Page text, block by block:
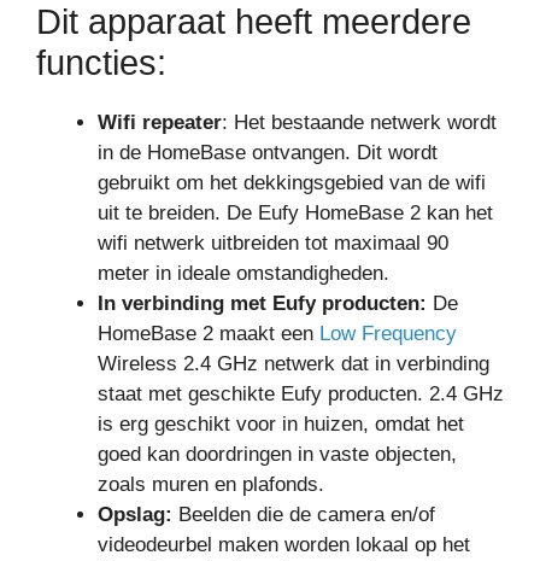
Dit apparaat heeft meerdere
functies:
Wifi repeater: Het bestaande netwerk wordt
in de HomeBase ontvangen. Dit wordt
gebruikt om het dekkingsgebied van de wifi
uit te breiden. De Eufy HomeBase 2 kan het
wifi netwerk uitbreiden tot maximaal 90
meter in ideale omstandigheden.
In verbinding met Eufy producten: De
HomeBase 2 maakt een Low Frequency
Wireless 2.4 GHz netwerk dat in verbinding
staat met geschikte Eufy producten. 2.4 GHz
is erg geschikt voor in huizen, omdat het
goed kan doordringen in vaste objecten,
zoals muren en plafonds.
Opslag: Beelden die de camera en/of
videodeurbel maken worden lokaal op het